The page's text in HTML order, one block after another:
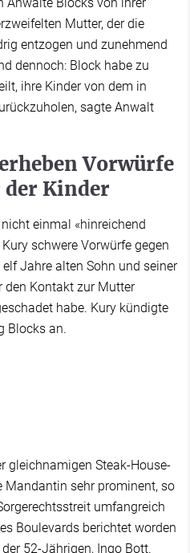
Anwälte Blocks von ihrer
Mutter, der die
entzogen und zunehmend
dennoch: Block habe zu
ihre Kinder von dem in
sagte Anwalt
Vorwürfe
der Kinder
einmal «hinreichend
schwere Vorwürfe gegen
Jahre alten Sohn und seiner
den Kontakt zur Mutter
habe. Kury kündigte
Blocks an.
gleichnamigen Steak-House-
Mandantin sehr prominent, so
umfangreich
Boulevards berichtet worden
52-Jährigen, Ingo Bott.